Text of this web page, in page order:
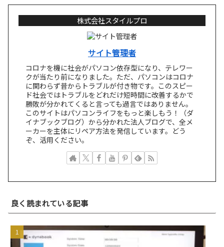
株式会社スタイルプロ
サイト管理者
コロナを機に社会がパソコン依存型になり、テレワー
クが当たり前になりました。ただ、パソコンはコロナ
に関わらず昔からトラブルが付き物です。このスピー
ド社会ではトラブルをどれだけ短時間に改善するかで
勝敗が分かれてくると言っても過言ではありません。
このサイトはパソコンライフをもっと楽しもう！（ダ
イナブックブログ）から分かれた法人ブログで、全メ
ーカーを主体にリペア方法を発信しています。どう
ぞ、活用ください。
良く読まれている記事